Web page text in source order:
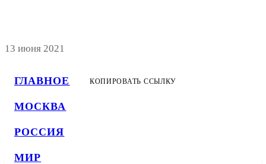
ГЛАВНОЕ
МОСКВА
РОССИЯ
МИР
13 июня 2021
КОПИРОВАТЬ ССЫЛКУ